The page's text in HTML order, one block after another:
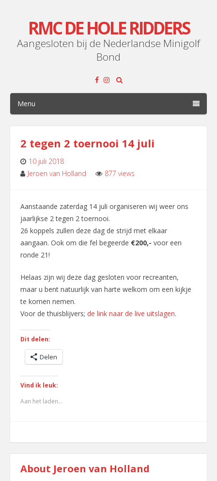
RMC DE HOLE RIDDERS
Aangesloten bij de Nederlandse Minigolf
Bond
Menu
2 tegen 2 toernooi 14 juli
10 juli 2018
Jeroen van Holland
a
comment
877 views
Aanstaande zaterdag 14 juli organiseren wij weer ons
jaarlijkse 2 tegen 2 toernooi.
26 koppels zullen deze dag de strijd met elkaar
aangaan. Ook om die fel begeerde €200,- voor een
ronde 21!
Helaas zijn wij deze dag gesloten voor recreanten,
maar u bent natuurlijk van harte welkom om een kijkje
te komen nemen.
Voor de thuisblijvers; de link naar de live uitslagen.
Dit delen:
Delen
Vind ik leuk:
Aan het laden...
Minigolf
About Jeroen van Holland